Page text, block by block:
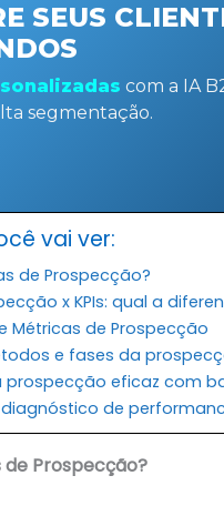
SEUS
com a IA
segmentação.
vai ver:
de Prospecção?
x KPIs: qual a
Métricas de Prospecção
e fases da
prospecção eficaz com
de
Prospecção?